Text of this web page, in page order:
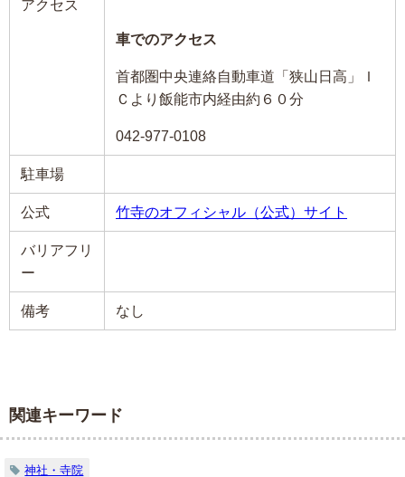
アクセス
車でのアクセス
首都圏中央連絡自動車道「狭山日高」Ｉ
Ｃより飯能市内経由約６０分
042-977-0108
駐車場
公式 竹寺のオフィシャル（公式）サイト
バリアフリ
ー
備考 なし
関連キーワード
神社・寺院